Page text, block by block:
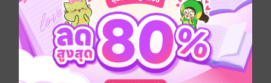
"มัน..จะไม่มีทางเป็นไปได้เลยใช่มั้ยคะ"
"พอเถอะชมพู่..พี่ไม่ได้รักเธอ"